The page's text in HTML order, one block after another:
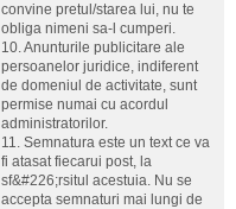
convine pretul/starea lui, nu te
obliga nimeni sa-l cumperi.
10. Anunturile publicitare ale
persoanelor juridice, indiferent
de domeniul de activitate, sunt
permise numai cu acordul
administratorilor.
11. Semnatura este un text ce va
fi atasat fiecarui post, la
sf&#226;rsitul acestuia. Nu se
accepta semnaturi mai lungi de